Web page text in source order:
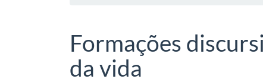
Formações
da vida